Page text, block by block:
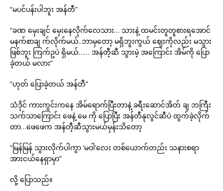
“မပင်ပန်းပါဘူး အန်တီ”
“ခဏ မှေးချင် မှေးနေလိုက်လေသား… သားနဲ့ ထမင်းတူတူစားရအောင်
မနက်စာချ က်လိုက်မယ်..ဘာမှတော့ မရှိဘူးကွယ် ဈေးကိုလည်း မသွား
ဖြစ်ဘူး ကြက်ဥပဲ ရှိမယ်…… အန်တီ့ဆီ သွားမဲ့ အကြောင်း အိမ်ကို ပြော
ခဲ့တယ် မလား”
“ဟုတ် ပြောခဲ့တယ် အန်တီ”
သံဒိုင် ကားကွင်းကနေ အိမ်ရောက်ပြီးတာနဲ့ ခရီးဆောင်အိတ် ချ ဘကြီး
သက်သာကြောင်း ဖေနဲ့ မေ ကို ပြောပြီး အန်တီနုလွင်ဆီပဲ ထွက်ခဲ့လိုက်
တာ…ဖေဖေက အန်တီ့ဆီသွားမယ်မှန်းသိတော့
“မြန်မြန် သွားလိုက်ပါကွာ ‘မဝါ’လေး တစ်ယောက်တည်း သနားစရာ
အားငယ်နေရှာမှာ”
လို့ ပြောသည်။